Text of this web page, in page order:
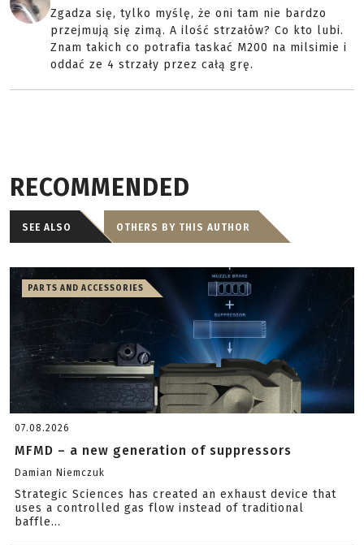
Zgadza się, tylko myślę, że oni tam nie bardzo
przejmują się zimą. A ilość strzałów? Co kto lubi.
Znam takich co potrafia taskać M200 na milsimie i
oddać ze 4 strzały przez całą grę.
RECOMMENDED
SEE ALSO OTHERS BY THIS AUTHOR
PARTS AND ACCESSORIES
07.08.2026
MFMD – a new generation of suppressors
Damian Niemczuk
Strategic Sciences has created an exhaust device that
uses a controlled gas flow instead of traditional
baffle...